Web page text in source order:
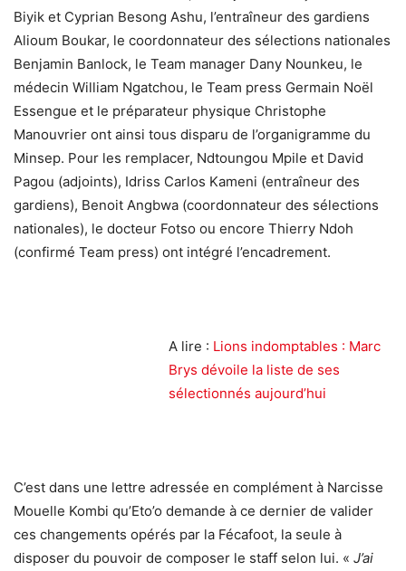
Biyik et Cyprian Besong Ashu, l’entraîneur des gardiens
Alioum Boukar, le coordonnateur des sélections nationales
Benjamin Banlock, le Team manager Dany Nounkeu, le
médecin William Ngatchou, le Team press Germain Noël
Essengue et le préparateur physique Christophe
Manouvrier ont ainsi tous disparu de l’organigramme du
Minsep. Pour les remplacer, Ndtoungou Mpile et David
Pagou (adjoints), Idriss Carlos Kameni (entraîneur des
gardiens), Benoit Angbwa (coordonnateur des sélections
nationales), le docteur Fotso ou encore Thierry Ndoh
(confirmé Team press) ont intégré l’encadrement.
A lire : Lions indomptables : Marc
Brys dévoile la liste de ses
sélectionnés aujourd’hui
C’est dans une lettre adressée en complément à Narcisse
Mouelle Kombi qu’Eto’o demande à ce dernier de valider
ces changements opérés par la Fécafoot, la seule à
disposer du pouvoir de composer le staff selon lui. « J’ai